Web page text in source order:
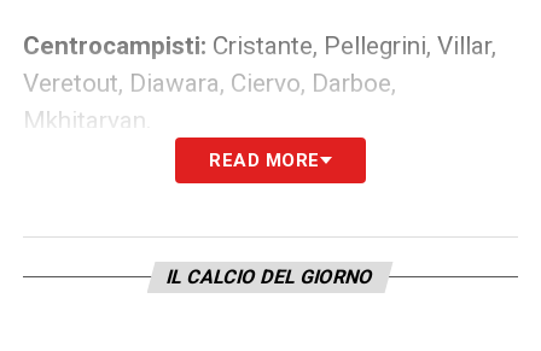
Centrocampisti: Cristante, Pellegrini, Villar,
Veretout, Diawara, Ciervo, Darboe,
Mkhitaryan.
Dzeko, Borja Mayoral, Carles
LA PLAYLIST DELLE NOSTRE TOP NEWS
READ MORE
IL CALCIO DEL GIORNO